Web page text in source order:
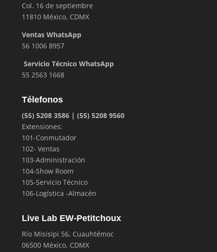
Col. 16 de septiembre
11810 México, CDMX
Ventas WhatsApp
56 1006 8957
Servicio Técnico WhatsApp
55 2563 1668
Télefonos
(55) 5208 3586 | (55) 5208 9560
Extensiones:
101-Conmutador
102- Ventas
103-Administración
104-Show Room
105-Servicio Técnico
106-Logística -Almacén
Live Lab EW-Petitchoux
Río Misisipi 56, Cuauhtémoc
06500 México, CDMX